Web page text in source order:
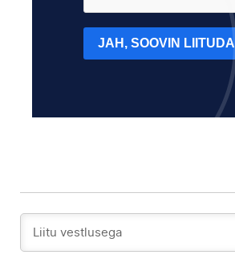
JAH, SOOVIN LIITUDA